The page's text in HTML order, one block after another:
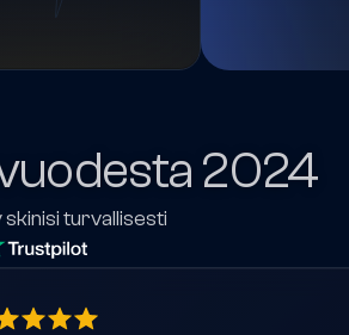
2024
skinisi turvallisesti